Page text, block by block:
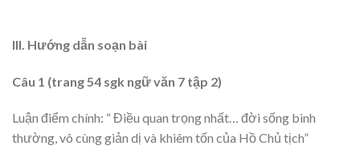
III. Hướng dẫn soạn bài
Câu 1 (trang 54 sgk ngữ văn 7 tập 2)
Luận điểm chính: “ Điều quan trọng nhất… đời sống bình
thường, vô cùng giản dị và khiêm tốn của Hồ Chủ tịch”